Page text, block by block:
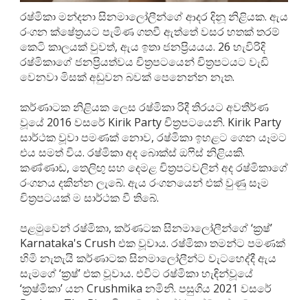
රෂ්මිකා මන්දනා සිනමාලෝලීන්ගේ ආදර දිනූ නිළියක. ඇය
රංගන ක්ෂේත්‍රයට පැමිණ ගතවී ඇත්තේ වසර හතක් තරම්
කෙටි කාලයක් වුවත්, ඇය ඉතා ජනප්‍රියයය. 26 හැවිරිදි
රෂ්මිකාගේ ජනප්‍රියත්වය චිත්‍රපටයෙන් චිත්‍රපටයට වැඩි
වෙනවා මිසක් අඩුවන බවක් පෙනෙන්න නැත.
කර්ණාටක නිළියක ලෙස රෂ්මිකා රිදී තිරයට අවතීර්ණ
වූයේ 2016 වසරේ Kirik Party චිත්‍රපටයෙනි. Kirik Party
සාර්ථක වූවා පමණක් නොව, රෂ්මිකා ඉහළට ගෙන යෑමට
එය සමත් විය. රෂ්මිකා අද බොක්ස් ඔෆිස් නිළියකි.
කණ්ණාඩ, තෙලිඟු සහ දෙමළ චිත්‍රපටවලින් අද රෂ්මිකාගේ
රංගනය දකින්න ලැබේ. ඇය රංගනයෙන් එක් වුණු සෑම
චිත්‍රපටයක් ම සාර්ථක වී තිබේ.
පළමුවෙන් රෂ්මිකා, කර්ණටක සිනමාලෝලීන්ගේ ‘ක්‍රෂ්’
Karnataka's Crush එක වූවාය. රෂ්මිකා තමන්ට පමණක්
හිමි නැතැයි කර්ණාටක සිනමාලෝලීන්ට වැටහෙද්දී ඇය
සැමගේ ‘ක්‍රෂ්’ එක වූවාය. එවිට රෂ්මිකා හැඳින්වූයේ
‘ක්‍රෂ්මිකා’ යන Crushmika නමිනි. පසුගිය 2021 වසරේ